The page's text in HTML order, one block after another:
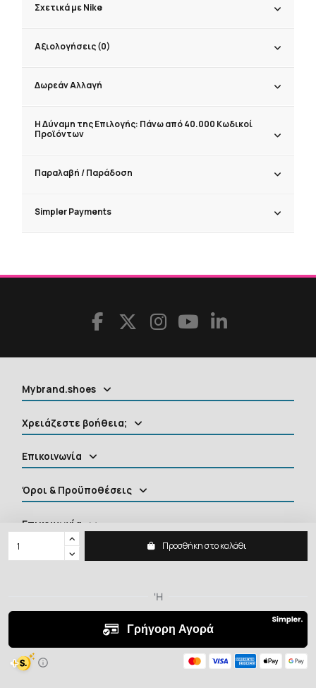
Προσθήκη στο καλάθι
Σχετικά με Nike
Αξιολογήσεις (0)
Δωρεάν Αλλαγή
Η Δύναμη της Επιλογής: Πάνω από 40.000 Κωδικοί
Προϊόντων
Παραλαβή / Παράδoση
Simpler Payments
Mybrand.shoes
Χρειάζεστε βοήθεια;
Επικοινωνία
Όροι & Προϋποθέσεις
Επικοινωνία
2026 ©MYBRANDSHOES
Shoes, Clothing, Accessories
All rights reserved.